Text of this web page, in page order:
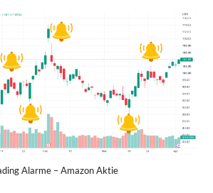
Alarme – Amazon Aktie